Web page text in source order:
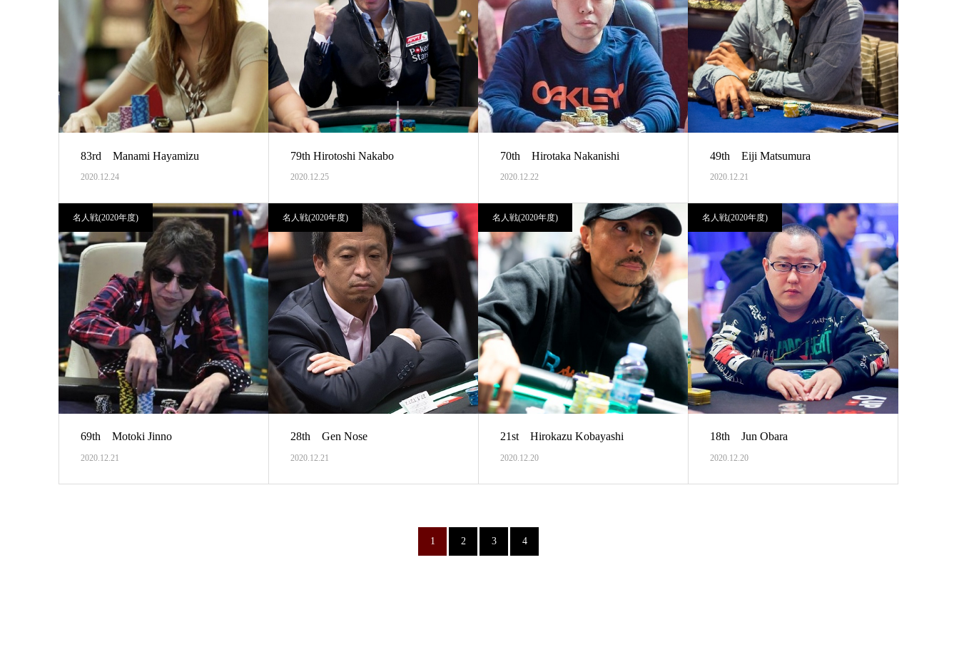
83rd Manami Hayamizu
2020.12.24
79th Hirotoshi Nakabo
2020.12.25
70th Hirotaka Nakanishi
2020.12.22
49th Eiji Matsumura
2020.12.21
名人戦(2020年度)
69th Motoki Jinno
2020.12.21
名人戦(2020年度)
28th Gen Nose
2020.12.21
名人戦(2020年度)
21st Hirokazu Kobayashi
2020.12.20
名人戦(2020年度)
18th Jun Obara
2020.12.20
1 2 3 4